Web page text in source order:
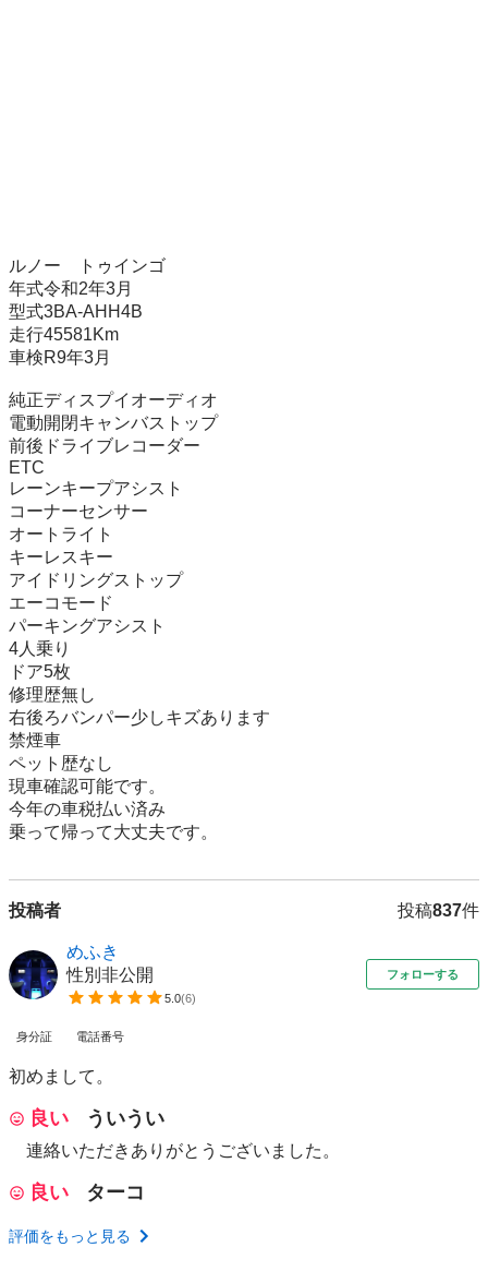
ルノー　トゥインゴ
年式令和2年3月
型式3BA-AHH4B
走行45581Km
車検R9年3月
純正ディスプイオーディオ
電動開閉キャンバストップ
前後ドライブレコーダー
ETC
レーンキープアシスト
コーナーセンサー
オートライト
キーレスキー
アイドリングストップ
エーコモード
パーキングアシスト
4人乗り
ドア5枚
修理歴無し
右後ろバンパー少しキズあります
禁煙車
ペット歴なし
現車確認可能です。
今年の車税払い済み
乗って帰って大丈夫です。
投稿者 投稿837件
めふき
性別非公開
5.0(6)
フォローする
身分証 電話番号
初めまして。
良い ういうい
連絡いただきありがとうございました。
良い ターコ
評価をもっと見る